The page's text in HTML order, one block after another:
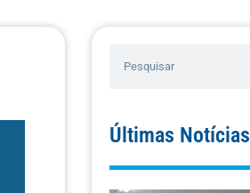
Últimas Notícias